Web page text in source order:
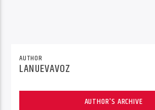
AUTHOR
LANUEVAVOZ
AUTHOR'S ARCHIVE